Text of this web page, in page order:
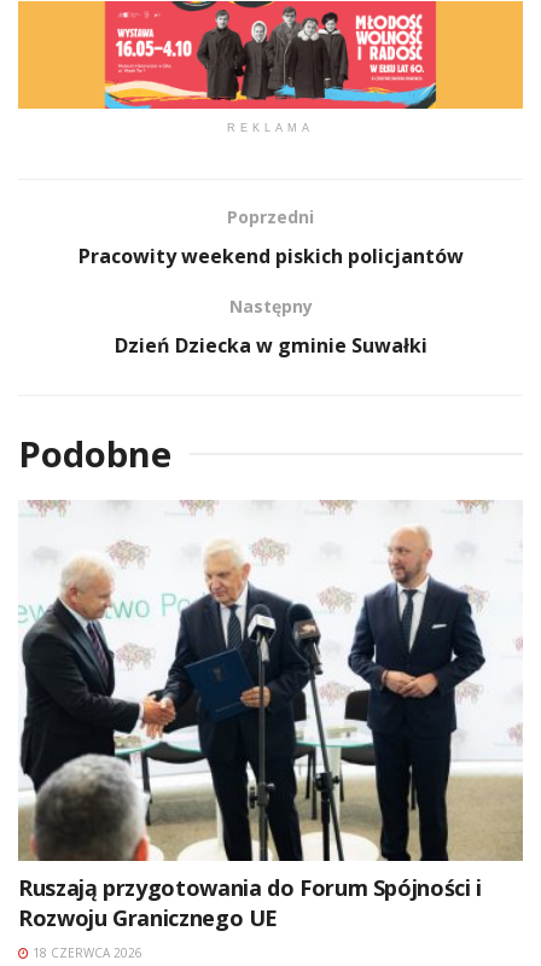
REKLAMA
Poprzedni
Pracowity weekend piskich policjantów
Następny
Dzień Dziecka w gminie Suwałki
Podobne
Ruszają przygotowania do Forum Spójności i
Rozwoju Granicznego UE
18 CZERWCA 2026